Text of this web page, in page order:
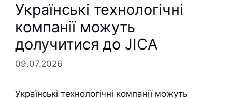
Українські технологічні
компанії можуть
долучитися до JICA
09.07.2026
Українські технологічні компанії можуть